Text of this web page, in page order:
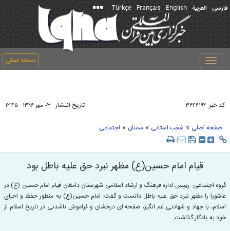
فارسی العربیة English
Français
Türkçe
نسخه اصلی
Toggle
navigation
کد خبر: ۳۶۴۶۱۹۲ تاریخ انتشار : ۰۳ مهر ۱۳۹۶ - ۱۲:۴۵
صفحه اصلی » شعب استانی » سمنان » اجتماعی
قیام امام حسین(ع) مظهر نبرد حق علیه باطل بود
گروه اجتماعی: رییس اداره فرهنگ و ارشاد اسلامی شهرستان دامغان قیام امام حسین (ع) در
عاشورا را مظهر نبرد حق علیه باطل دانست و گفت: امام حسین(ع) به منظور حفظ و احیاى
اسلام، با جهاد و شهادتی غم انگیز، صفحه ای درخشان و فراموش ناشدنی در تاریخ اسلام از
خود به یادگار گذاشت.